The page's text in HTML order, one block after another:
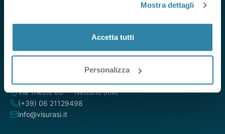
Mostra dettagli
Accetta tutti
Personalizza
catastali e ipotecarie direttamente dalle banche dati ufficiali.
Da oltre 15 anni al servizio di professionisti, aziende e privati.
Via Trieste 80 — Nettuno (RM)
(+39) 06 21129498
info@visurasi.it